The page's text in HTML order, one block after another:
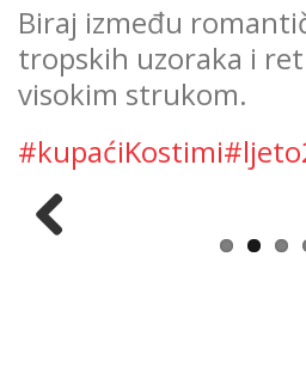
Biraj između
tropskih uzoraka i
visokim strukom.
#kupaćiKostimi